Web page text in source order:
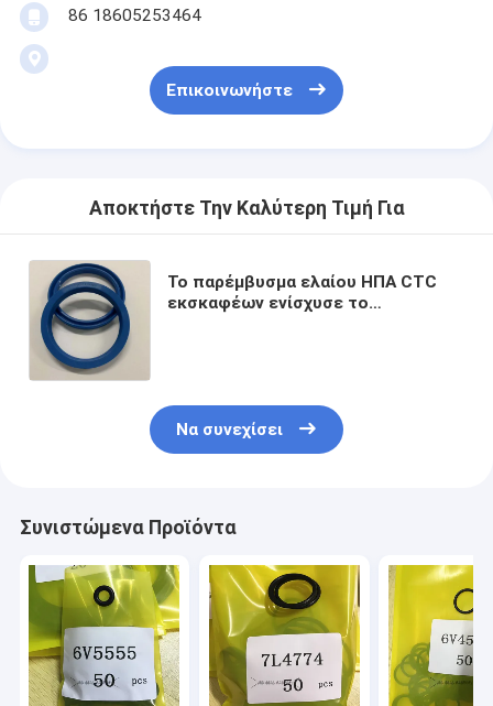
86 18605253464
Επικοινωνήστε
Αποκτήστε Την Καλύτερη Τιμή Για
Το παρέμβυσμα ελαίου ΗΠΑ CTC
εκσκαφέων ενίσχυσε το
Να συνεχίσει
Συνιστώμενα Προϊόντα